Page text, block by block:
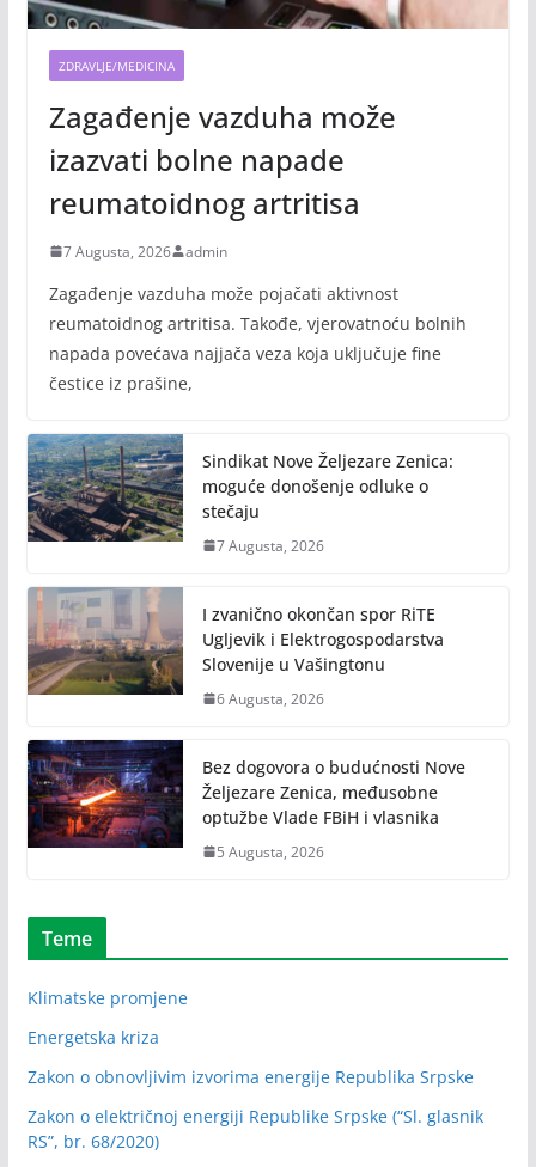
ZDRAVLJE/MEDICINA
Zagađenje vazduha može
izazvati bolne napade
reumatoidnog artritisa
7 Augusta, 2026 admin
Zagađenje vazduha može pojačati aktivnost
reumatoidnog artritisa. Takođe, vjerovatnoću bolnih
napada povećava najjača veza koja uključuje fine
čestice iz prašine,
Sindikat Nove Željezare Zenica:
moguće donošenje odluke o
stečaju
7 Augusta, 2026
I zvanično okončan spor RiTE
Ugljevik i Elektrogospodarstva
Slovenije u Vašingtonu
6 Augusta, 2026
Bez dogovora o budućnosti Nove
Željezare Zenica, međusobne
optužbe Vlade FBiH i vlasnika
5 Augusta, 2026
Teme
Klimatske promjene
Energetska kriza
Zakon o obnovljivim izvorima energije Republika Srpske
Zakon o električnoj energiji Republike Srpske (“Sl. glasnik
RS”, br. 68/2020)